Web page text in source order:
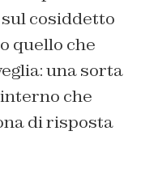
cosiddetto
quello che
una sorta
che
di risposta